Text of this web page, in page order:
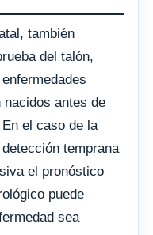
también
del talón,
antes de
el caso de la
temprana
el pronóstico
puede
sea